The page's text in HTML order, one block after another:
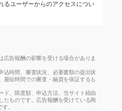
るユーザーからのアクセスについ
告報酬の影響を受ける場合がありま
込時間、審査状況、必要書類の提出状
最短時間での審査・融資を保証するも
、限度額、申込方法、当サイト経由
たものです。広告報酬を受けている商
。